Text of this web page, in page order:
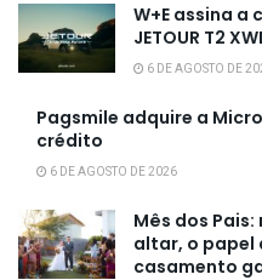
W+E assina
JETOUR T2
6 DE AGOSTO DE
Pagsmile adquire a
crédito
6 DE AGOSTO DE 2026
Mês dos
altar, o papel
casamento